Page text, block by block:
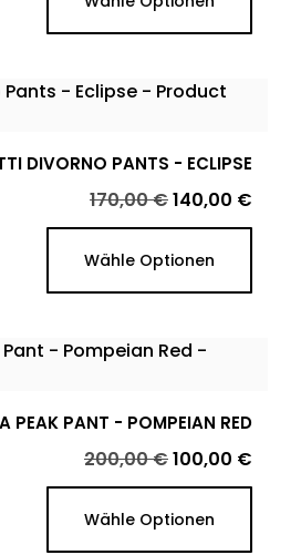
DIVORNO PANTS - ECLIPSE
Verkaufspreis
170,00 €Preis
140,00 €
Wähle Optionen
PEAK PANT - POMPEIAN RED
Verkaufspreis
200,00 €Preis
100,00 €
Wähle Optionen